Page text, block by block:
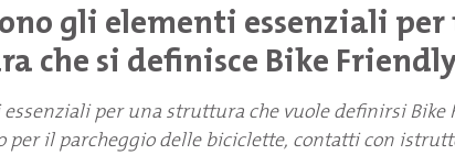
gli elementi essenziali per
che si definisce Bike
per una struttura che vuole definirsi Bike
per il parcheggio delle biciclette, contatti con